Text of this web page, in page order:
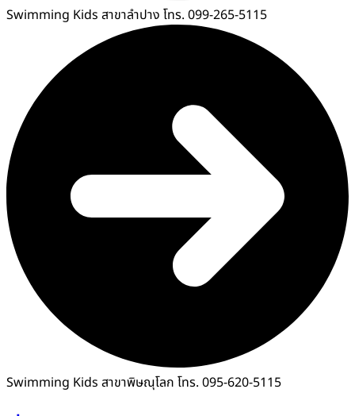
Swimming Kids สาขาลำปาง โทร. 099-265-5115
Swimming Kids สาขาพิษณุโลก โทร. 095-620-5115